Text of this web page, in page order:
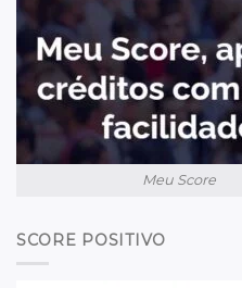
Meu Score
SCORE POSITIVO